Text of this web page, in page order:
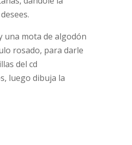
una mota de algodón
rosado, para darle
del cd
luego dibuja la